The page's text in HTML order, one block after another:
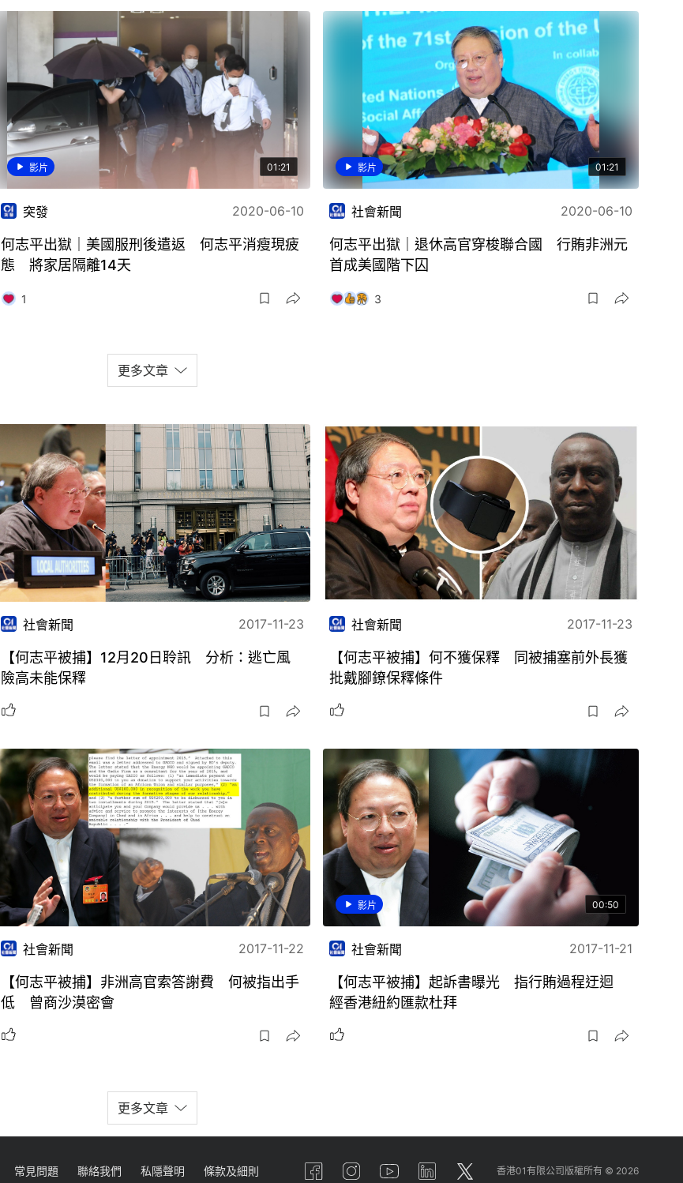
影片 01:21
突發 2020-06-10
何志平出獄｜美國服刑後遣返 何志平消瘦現疲
態 將家居隔離14天
1
影片 01:21
社會新聞 2020-06-10
何志平出獄｜退休高官穿梭聯合國 行賄非洲元
首成美國階下囚
3
更多文章
社會新聞 2017-11-23
【何志平被捕】12月20日聆訊 分析：逃亡風
險高未能保釋
社會新聞 2017-11-23
【何志平被捕】何不獲保釋 同被捕塞前外長獲
批戴腳鐐保釋條件
社會新聞 2017-11-22
【何志平被捕】非洲高官索答謝費 何被指出手
低 曾商沙漠密會
影片 00:50
社會新聞 2017-11-21
【何志平被捕】起訴書曝光 指行賄過程迂迴
經香港紐約匯款杜拜
更多文章
常見問題 聯絡我們 私隱聲明 條款及細則 香港01有限公司版權所有 © 2026